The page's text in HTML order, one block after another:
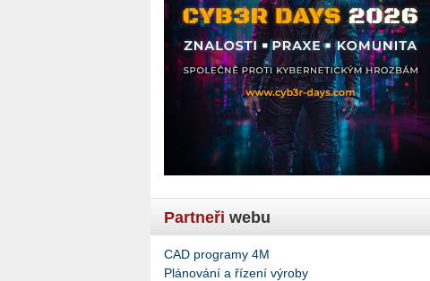
Partneři webu
CAD programy 4M
Plánování a řízení výroby